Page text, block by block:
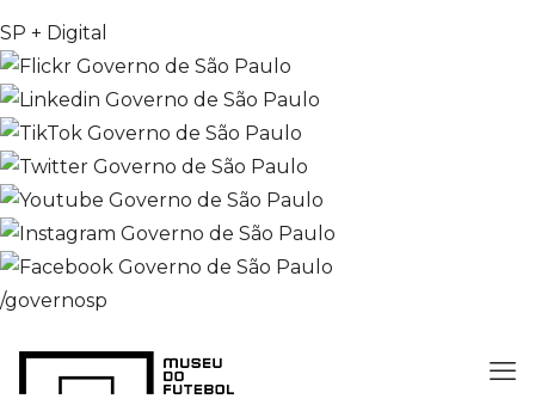
SP + Digital
/governosp